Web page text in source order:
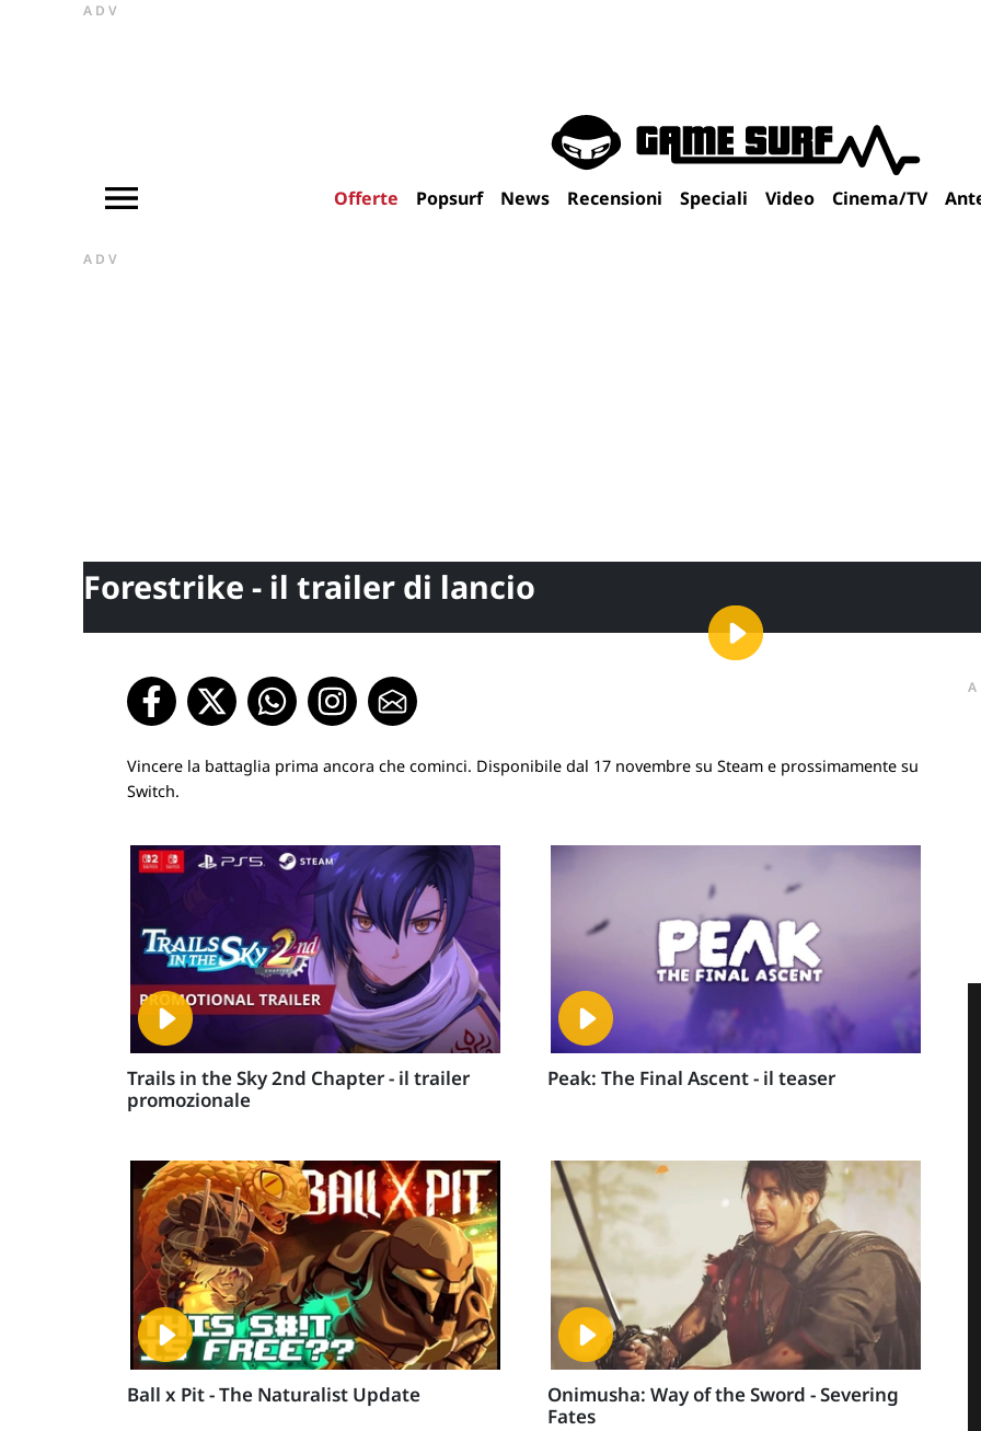
ADV
Offerte Popsurf News Recensioni Speciali Video Cinema/TV
ADV
Forestrike - il trailer di lancio
Vincere la battaglia prima ancora che cominci. Disponibile dal 17 novembre su Steam e prossimamente su
Switch.
Trails in the Sky 2nd Chapter - il trailer
promozionale
Peak: The Final Ascent - il teaser
Ball x Pit - The Naturalist Update
Onimusha: Way of the Sword - Severing
Fates